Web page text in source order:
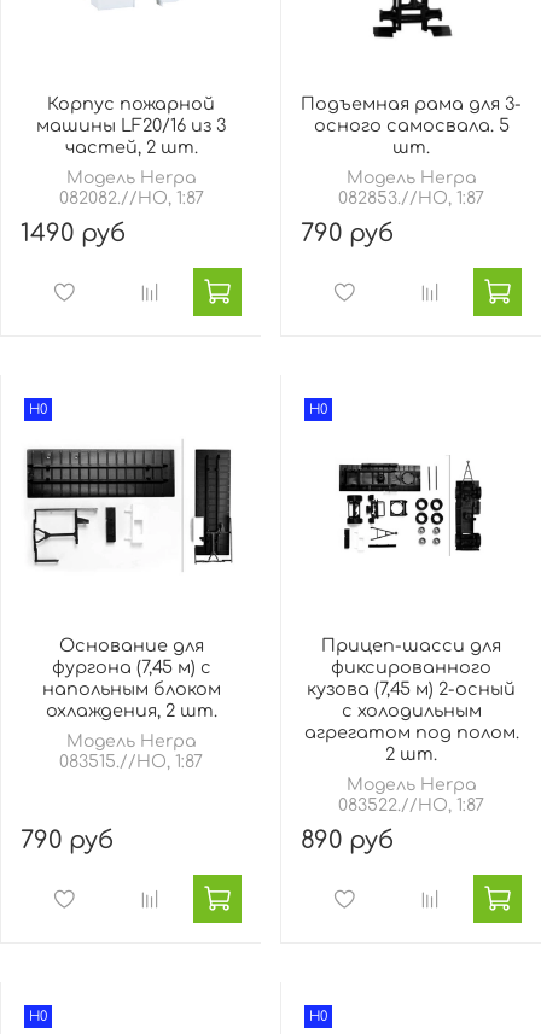
Корпус пожарной
машины LF20/16 из 3
частей, 2 шт.
Модель Herpa
082082.//HO, 1:87
1490 руб
Подъемная рама для 3-
осного самосвала. 5
шт.
Модель Herpa
082853.//HO, 1:87
790 руб
H0
Основание для
фургона (7,45 м) с
напольным блоком
охлаждения, 2 шт.
Модель Herpa
083515.//HO, 1:87
790 руб
H0
Прицеп-шасси для
фиксированного
кузова (7,45 м) 2-осный
с холодильным
агрегатом под полом.
2 шт.
Модель Herpa
083522.//HO, 1:87
890 руб
H0 H0